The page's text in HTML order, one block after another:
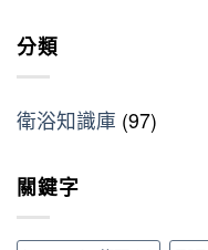
篇〉
中
5
大
錯
恆
頭，
辦？
材
挑
選
清
算
造！
分類
衛浴知識庫 (97)
關鍵字